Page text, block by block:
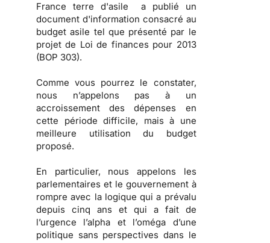
France terre d'asile a publié un
document d'information consacré au
budget asile tel que présenté par le
projet de Loi de finances pour 2013
(BOP 303).
Comme vous pourrez le constater,
nous n’appelons pas à un
accroissement des dépenses en
cette période difficile, mais à une
meilleure utilisation du budget
proposé.
En particulier, nous appelons les
parlementaires et le gouvernement à
rompre avec la logique qui a prévalu
depuis cinq ans et qui a fait de
l’urgence l’alpha et l’oméga d’une
politique sans perspectives dans le